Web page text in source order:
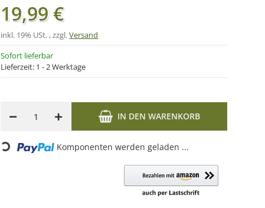
Sofort lieferbar
Lieferzeit: 1 - 2 Werktage
19,99 €
inkl. 19% USt. , zzgl.Versand
IN DEN WARENKORB
Loading... Komponenten werden geladen ...